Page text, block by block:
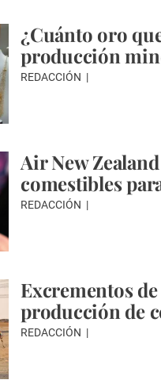
¿Cuánto oro
producción
REDACCIÓN
Air New
comestibles
REDACCIÓN
Excrementos
producción de
REDACCIÓN